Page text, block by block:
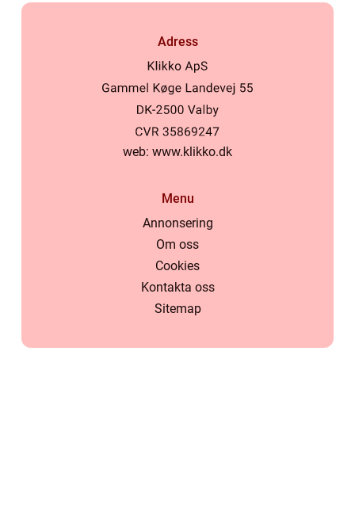
Adress
web: www.klikko.dk
Menu
Annonsering
Om oss
Cookies
Kontakta oss
Sitemap